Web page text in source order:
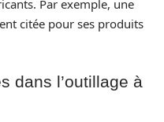
Par exemple, une
citée pour ses produits
dans l’outillage à